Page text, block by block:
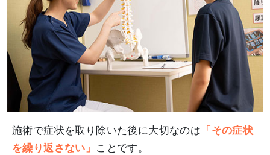
施術で症状を取り除いた後に大切なのは 「その症状
を繰り返さない」 ことです。